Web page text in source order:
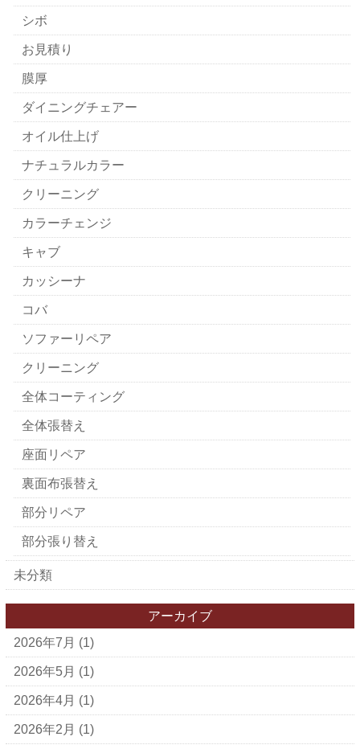
シボ
お見積り
膜厚
ダイニングチェアー
オイル仕上げ
ナチュラルカラー
クリーニング
カラーチェンジ
キャブ
カッシーナ
コバ
ソファーリペア
クリーニング
全体コーティング
全体張替え
座面リペア
裏面布張替え
部分リペア
部分張り替え
未分類
アーカイブ
2026年7月 (1)
2026年5月 (1)
2026年4月 (1)
2026年2月 (1)